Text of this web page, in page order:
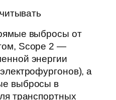
выбросы от
Scope 2 —
энергии
а
выбросы в
транспортных